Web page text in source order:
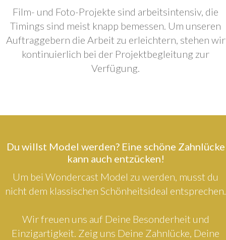
Film- und Foto-Projekte sind arbeitsintensiv, die
Timings sind meist knapp bemessen. Um unseren
Auftraggebern die Arbeit zu erleichtern, stehen wir
kontinuierlich bei der Projektbegleitung zur
Verfügung.
Du willst Model werden? Eine schöne Zahnlücke
kann auch entzücken!
Um bei Wondercast Model zu werden, musst du
nicht dem klassischen Schönheitsideal entsprechen.
Wir freuen uns auf Deine Besonderheit und
Einzigartigkeit. Zeig uns Deine Zahnlücke, Deine